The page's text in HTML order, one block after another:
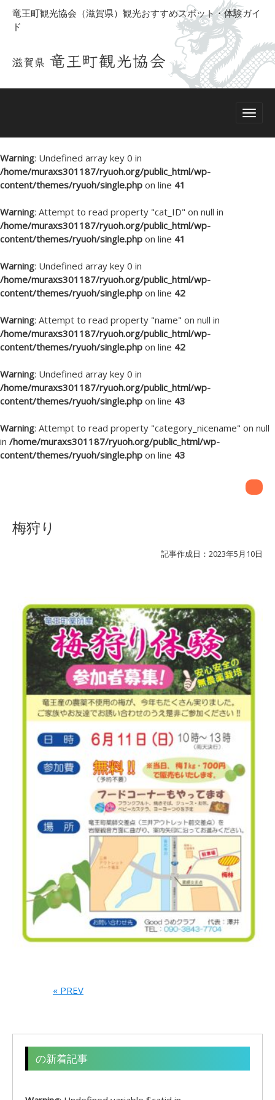
竜王町観光協会（滋賀県）観光おすすめスポット・体験ガイ
ド
Warning: Undefined array key 0 in
/home/muraxs301187/ryuoh.org/public_html/wp-
content/themes/ryuoh/single.php on line 41
Warning: Attempt to read property "cat_ID" on null in
/home/muraxs301187/ryuoh.org/public_html/wp-
content/themes/ryuoh/single.php on line 41
Warning: Undefined array key 0 in
/home/muraxs301187/ryuoh.org/public_html/wp-
content/themes/ryuoh/single.php on line 42
Warning: Attempt to read property "name" on null in
/home/muraxs301187/ryuoh.org/public_html/wp-
content/themes/ryuoh/single.php on line 42
Warning: Undefined array key 0 in
/home/muraxs301187/ryuoh.org/public_html/wp-
content/themes/ryuoh/single.php on line 43
Warning: Attempt to read property "category_nicename" on null
in /home/muraxs301187/ryuoh.org/public_html/wp-
content/themes/ryuoh/single.php on line 43
梅狩り
記事作成日：2023年5月10日
« PREV
の新着記事